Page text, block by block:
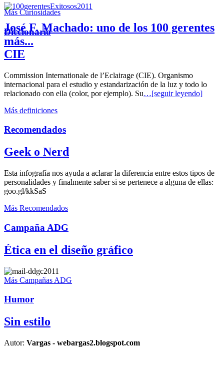
José F. Machado: uno de los 100 gerentes
más...
Más Curiosidades
Diccionario
CIE
Commission Internationale de l’Eclairage (CIE). Organismo
internacional para el estudio y estandarización de la luz y todo lo
relacionado con ella (color, por ejemplo). Su…[seguir leyendo]
Más definiciones
Recomendados
Geek o Nerd
Esta infografía nos ayuda a aclarar la diferencia entre estos tipos de
personalidades y finalmente saber si se pertenece a alguna de ellas:
goo.gl/kkSaS
Más Recomendados
Campaña ADG
Ética en el diseño gráfico
Más Campañas ADG
Humor
Sin estilo
Autor: Vargas - webargas2.blogspot.com